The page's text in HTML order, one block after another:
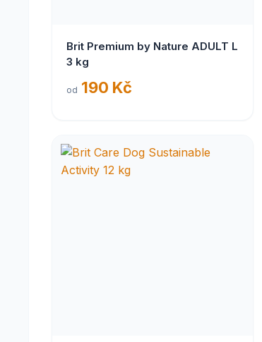
Brit Premium by Nature ADULT L
3 kg
od 190 Kč